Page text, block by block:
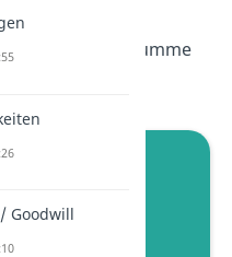
die Bilanz,
die Bilanzsumme
Goodwill